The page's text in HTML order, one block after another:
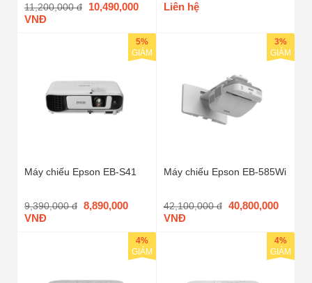
11,200,000 đ
10,490,000
VNĐ
Liên hệ
Máy chiếu Epson EB-S41
9,390,000 đ 8,890,000
VNĐ
5%
GIẢM
Máy chiếu Epson EB-585Wi
42,100,000 đ 40,800,000
VNĐ
3%
GIẢM
4%
GIẢM
4%
GIẢM